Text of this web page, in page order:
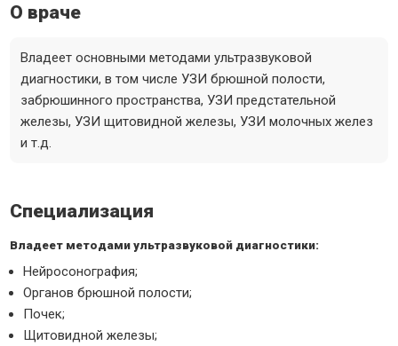
О враче
Владеет основными методами ультразвуковой
диагностики, в том числе УЗИ брюшной полости,
забрюшинного пространства, УЗИ предстательной
железы, УЗИ щитовидной железы, УЗИ молочных желез
и т.д.
Специализация
Владеет методами ультразвуковой диагностики:
Нейросонография;
Органов брюшной полости;
Почек;
Щитовидной железы;